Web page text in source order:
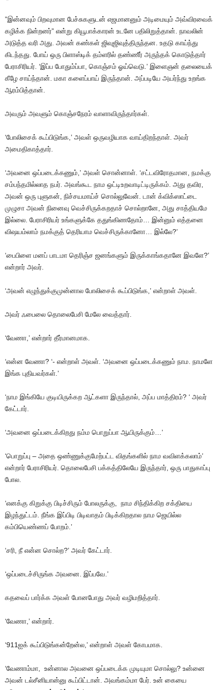
”இன்னவும் பிறவுமான பேச்சுகளுடன் எஜமானனும் அடிமையும் அவ்விரவைக்
கழிக்க நின்றனர்” என்று கியூபாக்காரன் உடனே பதிலிறுத்தான் நாவலின்
அடுத்த வரி அது அவன் கண்கள் ஜிவுஜிவுத்திருந்தன உதடு காய்ந்து
கிடந்தது போய் ஒரு பிளாஸ்டிக் தம்ளரில் தண்ணீர் அருந்தக் கொடுத்தார்
பேராசிரியர் . ‘இப்ப போதும்ப்பா கொஞ்சம் ஓய்வெடு .’ இளைஞன் தலையைக்
கீழே சாய்ந்தான் மகா களைப்பாய் இருந்தான் அப்படியே அயர்ந்து உறங்க
ஆரம்பித்தான்
அவரும் அவளும் கொஞ்சநேரம் வாளாவிருந்தார்கள்
‘போலிசைக் கூப்பிடுங்க ,’ அவள் ஒருவழியாக வாய்திறந்தாள் அவர்
அமைதிகாத்தார்
‘அவனை ஒப்படைக்கணும் ,’ அவள் சொன்னாள் . ‘சட்டவிரோதமான நமக்கு
சம்பந்தமில்லாத நபர் அவங்கூட நாம ஒட்டிஉறவாடிட்டிருக்கம் அது தவிர
அவன் ஒரு புளுகன் நிச்சயமாய்ச் சொல்லுவேன் டான் க்விக்ஸாட்டை
முழுசா அவன் நினைவு வெச்சிருக்கறதாச் சொல்றானே அது சாத்தியமே
இல்லை பேராசிரியர் உங்களுக்கே ததுங்கிணதோம் இன்னும் எத்தனை
விஷயம்லாம் நமக்குத் தெரியாம வெச்சிருக்கானோ இல்லே?’
‘பைபிளை மனப் பாடமா தெரிஞ்ச ஜனங்களும் இருக்காங்கதானே இவளே?’
என்றார் அவர்
‘அவன் எழுந்துக்குமுன்னால போலிசைக் கூப்பிடுங்க ,’ என்றாள் அவள்
அவர் ஃபைலை தொலைபேசி மேலே வைத்தார்
‘வேணா ,’ என்றார் தீர்மானமாக
‘என்ன வேணா? ‘- என்றாள் அவள் . ‘அவனை ஒப்படைக்கணும் நாம நாமளே
இங்க புதியவர்கள் .’
‘நாம இங்கியே குடியிருக்கற ஆட்களா இருந்தால் அப்ப மாத்திரம்? ‘ அவர்
கேட்டார்
‘அவனை ஒப்படைக்கிறது நம்ம பொறுப்பா ஆயிருக்கும் …’
‘பொறுப்பு – அதை ஒண்ணுக்குமேற்பட்ட விதங்களில் நாம வவிளக்கலாம்’
என்றார் பேராசிரியர் தொலைபேசி பக்கத்திலேயே இருந்தார் ஒரு பாதுகாப்பு
போல
‘எனக்கு கிறுக்கு பிடிச்சிரும் போலருக்கு நாம சிந்திக்கிற சக்தியை
இழந்துட்டம் நீங்க இப்பிடி பிடிவாதம் பிடிக்கிறதால நாம ஜெயில்ல
கம்பியெண்ணப் போறம் .’
‘சரி நீ என்ன சொல்ற?’ அவர் கேட்டார்
‘ஒப்படைச்சிருங்க அவனை இப்பவே .’
கதவைப் பார்க்க அவள் போனபோது அவர் வழிமறித்தார்
‘வேணா ,’ என்றார்
‘911ஐக் கூப்பிடுங்கன்றேன்ல ,’ என்றாள் அவள் கோபமாக
‘வேணாம்மா உன்னால அவனை ஒப்படைக்க முடியுமா சொல்லு? உன்னை
அவன் டல்சீனியான்னு கூப்பிட்டான் அவங்கம்மா பேர் உன் கையை